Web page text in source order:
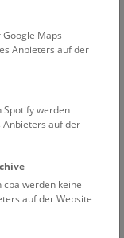
Maps
Anbieters auf der
Spotify werden
Anbieters auf der
werden keine
auf der Website